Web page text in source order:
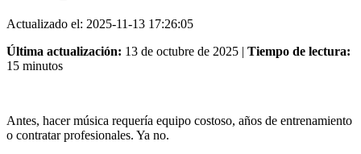
Actualizado el: 2025-11-13 17:26:05
Última actualización: 13 de octubre de 2025 | Tiempo de lectura:
15 minutos
Antes, hacer música requería equipo costoso, años de entrenamiento
o contratar profesionales. Ya no.